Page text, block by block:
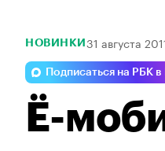
НОВИНКИ 31 августа
Подписаться на РБК
Ё-